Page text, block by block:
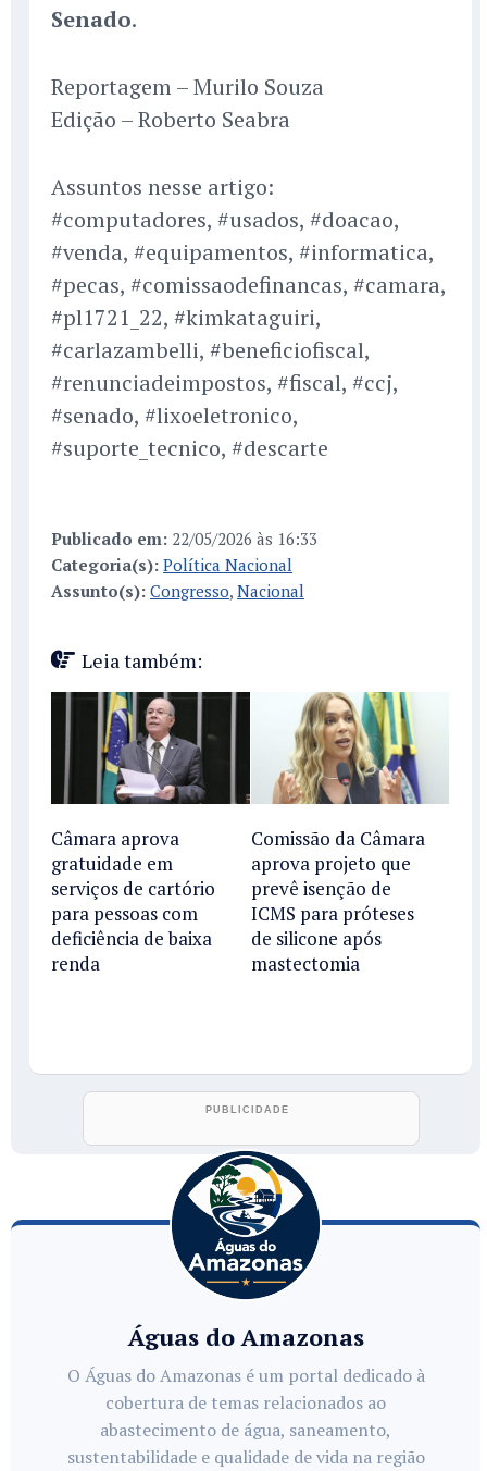
Senado.
Reportagem – Murilo Souza
Edição – Roberto Seabra
Assuntos nesse artigo:
#computadores, #usados, #doacao,
#venda, #equipamentos, #informatica,
#pecas, #comissaodefinancas, #camara,
#pl1721_22, #kimkataguiri,
#carlazambelli, #beneficiofiscal,
#renunciadeimpostos, #fiscal, #ccj,
#senado, #lixoeletronico,
#suporte_tecnico, #descarte
Publicado em: 22/05/2026 às 16:33
Categoria(s): Política Nacional
Assunto(s): Congresso, Nacional
Leia também:
Câmara aprova
gratuidade em
serviços de cartório
para pessoas com
deficiência de baixa
renda
Comissão da Câmara
aprova projeto que
prevê isenção de
ICMS para próteses
de silicone após
mastectomia
Águas do Amazonas
O Águas do Amazonas é um portal dedicado à
cobertura de temas relacionados ao
abastecimento de água, saneamento,
sustentabilidade e qualidade de vida na região